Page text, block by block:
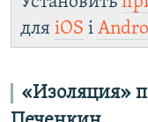
для iOS і
«Изоляция»